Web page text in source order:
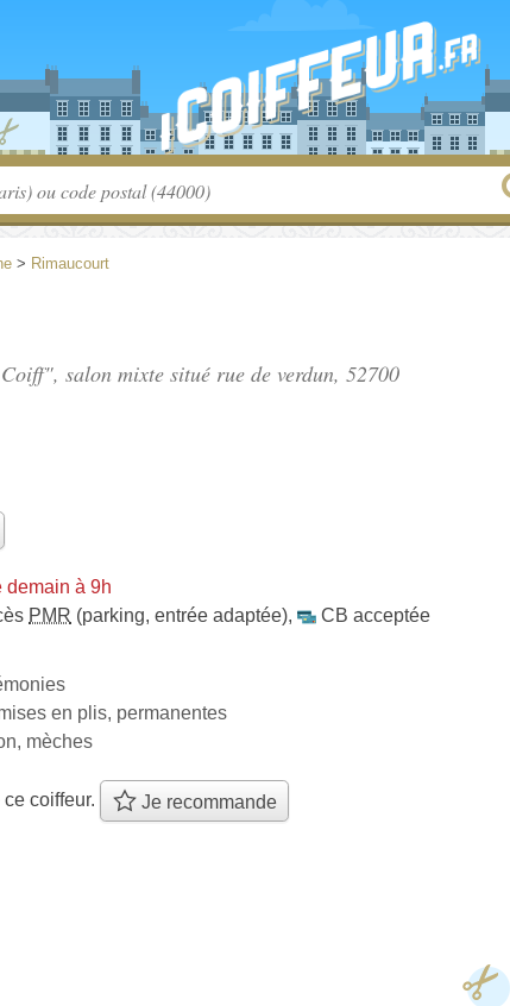
> Rimaucourt
salon mixte situé rue de verdun, 52700
demain à 9h
PMR (parking, entrée adaptée),
CB acceptée
en plis, permanentes
mèches
ce coiffeur. Je recommande